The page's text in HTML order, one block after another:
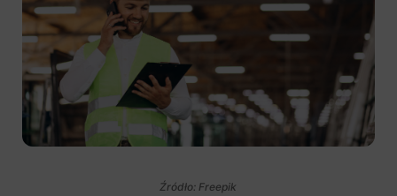
Źródło: Freepik